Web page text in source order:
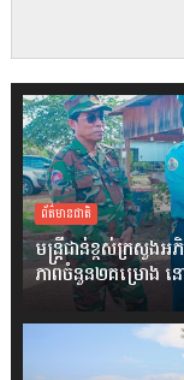
ព័ត៌មានជាតិ
មន្ត្រីជាន់ខ្ពស់ក្រសួង
ភាពចំនួន២គម្រោង ន